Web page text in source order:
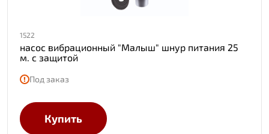
1522
насос вибрационный "Малыш" шнур питания 25
м. с защитой
Под заказ
Купить